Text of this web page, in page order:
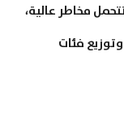
مخاطر عالية،
فئات